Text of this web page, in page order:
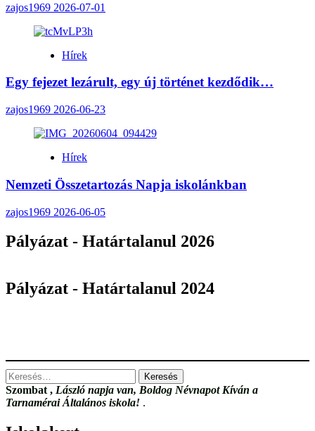
zajos1969 2026-07-01
Hírek
Egy fejezet lezárult, egy új történet kezdődik…
zajos1969 2026-06-23
Hírek
Nemzeti Összetartozás Napja iskolánkban
zajos1969 2026-06-05
Pályázat - Határtalanul 2026
Pályázat - Határtalanul 2024
Keresés:
Szombat , László napja van, Boldog Névnapot Kíván a
Tarnamérai Általános iskola! .